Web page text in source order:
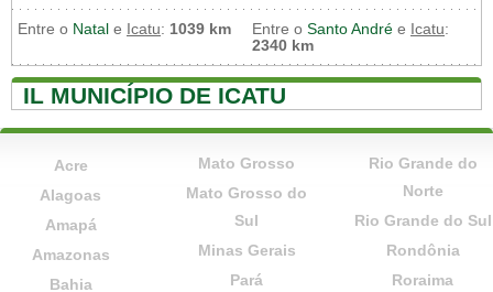
Entre o Natal e Icatu: 1039 km Entre o Santo André e Icatu:
2340 km
IL MUNICÍPIO DE ICATU
Acre
Alagoas
Amapá
Amazonas
Bahia
Mato Grosso
Mato Grosso do
Sul
Minas Gerais
Pará
Rio Grande do
Norte
Rio Grande do Sul
Rondônia
Roraima